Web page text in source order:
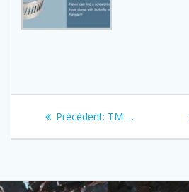
Navigation
de
Précédent: Previous
TM …